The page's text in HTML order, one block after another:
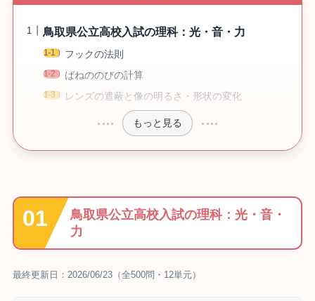
鳥取県公立高校入試の理科：光・音・力
フックの法則
ばねののびの計算
レンズの遮蔽と像の明るさ・形状の変化
もっと見る
鳥取県公立高校入試の理科：光・音・
力
最終更新日：2026/06/23（全500問・12単元）